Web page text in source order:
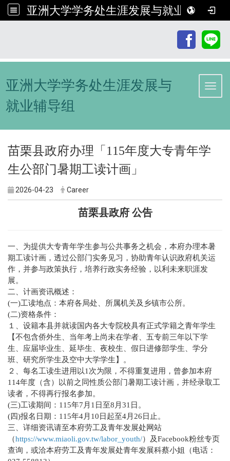
亚洲大学学务处生涯发展与就业辅导组
亚洲大学学务处生涯发展与
就业辅导组
苗栗县政府办理「115年度大专青年学
生公部门暑期工读计画」
2026-04-23 Career
苗栗县政府 公告
一、为提供大专青年学生参与公共事务之机会，本府办理本暑
期工读计画，透过公部门实务见习，协助青年认识政府机关运
作，并参与政策执行，培养行政实务经验，以利未来职涯发
展。
二、计画资讯概述：
(一)工读地点：本府各局处、所属机关及乡镇市公所。
(二)资格条件：
１、设籍本县并就读国内各大专院校具有正式学籍之青年学生
【不包含侨外生、当年考上尚未在学者、五专前三年以下学
生、应届毕业生、延毕生、夜校生、假日进修部学生、学分
班、研究所学生及空中大学学生】。
２、每名工读生进用以1次为限，不得重复进用，曾参加本府
114年度（含）以前之同性质公部门暑期工读计画，并经录取工
读者，不得再行报名参加。
(三)工读期间：115年7月1日至8月31日。
(四)报名日期：115年4月10日起至4月26日止。
三、详细资讯请至本府劳工及青年发展处网站
（https://www.miaoli.gov.tw/labor_youth/）及Facebook粉丝专页
查询，或洽本府劳工及青年发展处青年发展科蔡小姐（电话：